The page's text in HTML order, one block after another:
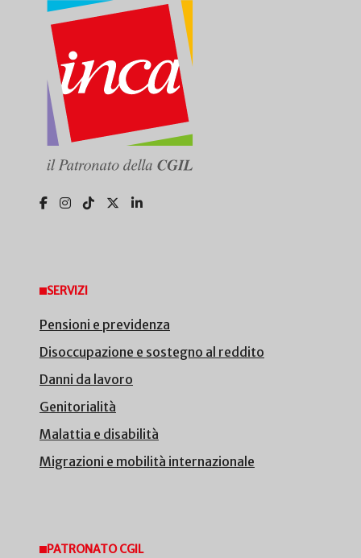
SERVIZI
Pensioni e previdenza
Disoccupazione e sostegno al reddito
Danni da lavoro
Genitorialità
Malattia e disabilità
Migrazioni e mobilità internazionale
PATRONATO CGIL